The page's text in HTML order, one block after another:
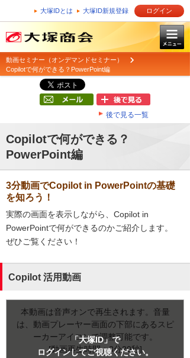
大塚IDとは 大塚ID新規登録 ログイン
動画セミナー（オンデマンドセミナー）
Copilotで何ができる？PowerPoint編
後で見る一覧
Copilotで何ができる？
PowerPoint編
3分動画でCopilot in PowerPointの基礎
を知ろう！
実際の画面を表示しながら、Copilot in
PowerPointで何ができるのかご紹介します。
ぜひご覧ください！
Copilot 活用動画
本動画は音声オンで再生されます。音量
は、動画プレーヤー画面の下部にあるスピ
ーカーアイコンで調整可能です。
[動画再生時間：3分20秒]
「大塚ID」で
ログインしてご視聴ください。